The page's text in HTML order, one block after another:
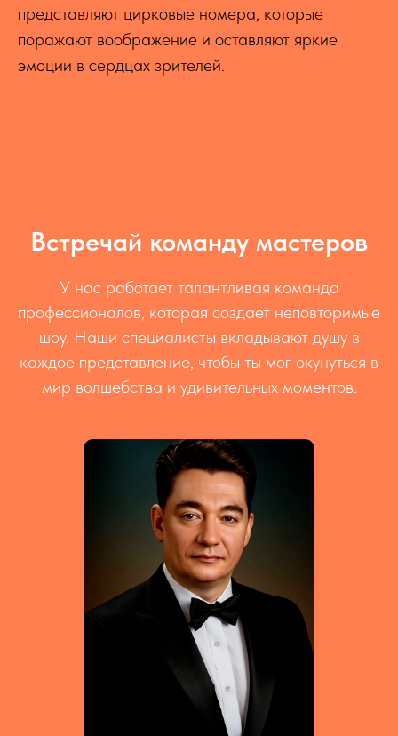
представляют цирковые номера, которые
поражают воображение и оставляют яркие
эмоции в сердцах зрителей.
Встречай команду мастеров
У нас работает талантливая команда
профессионалов, которая создаёт неповторимые
шоу. Наши специалисты вкладывают душу в
каждое представление, чтобы ты мог окунуться в
мир волшебства и удивительных моментов.